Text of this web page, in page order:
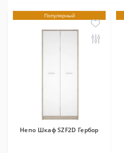
Популярный
Непо Шкаф SZF2D Гербор